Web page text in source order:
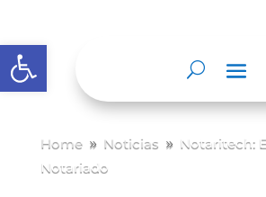
Abrir barra de herramientas
Home 9 Noticias 9 Notaritech:
Notariado